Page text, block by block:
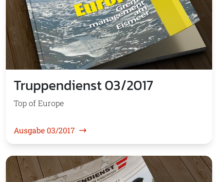
Truppendienst 03/2017
Top of Europe
Ausgabe 03/2017